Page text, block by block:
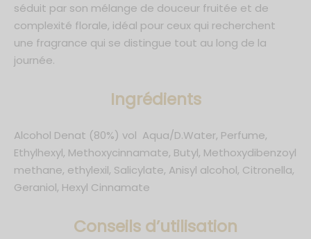
séduit par son mélange de douceur fruitée et de
complexité florale, idéal pour ceux qui recherchent
une fragrance qui se distingue tout au long de la
journée.
Ingrédients
Alcohol Denat (80%) vol Aqua/D.Water, Perfume,
Ethylhexyl, Methoxycinnamate, Butyl, Methoxydibenzoyl
methane, ethylexil, Salicylate, Anisyl alcohol, Citronella,
Geraniol, Hexyl Cinnamate
Conseils d’utilisation